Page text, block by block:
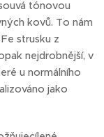
tónovou
kovů. To nám
strusku z
nejdrobnější, v
u normálního
jako